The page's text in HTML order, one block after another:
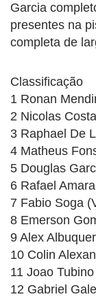
Garcia
presentes na
completa de
Classificação
1 Ronan
2 Nicolas
3 Raphael De
4 Matheus
5 Douglas
6 Rafael
7 Fabio Soga
8 Emerson
9 Alex
10 Colin
11 Joao
12 Gabriel